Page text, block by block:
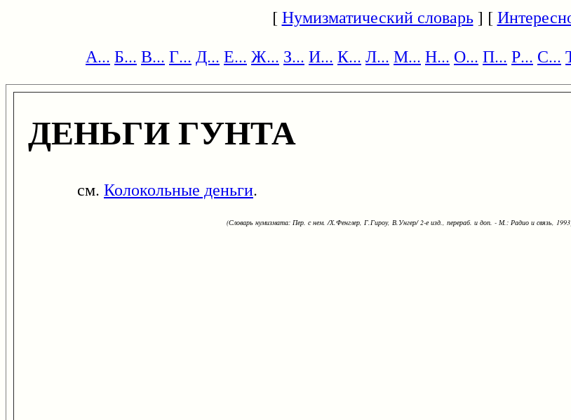
[Нумизматический словарь] [
А... Б... В... Г... Д... Е... Ж... З... И... К... Л... М... Н... О... П... Р... С...
ДЕНЬГИ ГУНТА
см. Колокольные деньги.
(Словарь нумизмата: Пер. с нем. /Х.Фенглер, Г.Гироу, В.Унгер/ 2-е изд., перераб. и доп. - М.: Радио и связь,